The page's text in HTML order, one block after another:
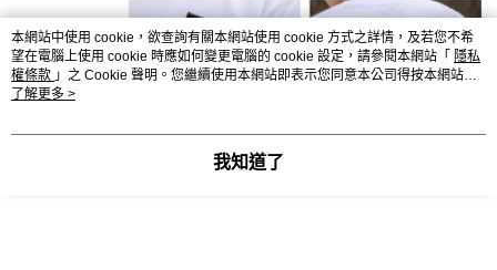
本網站中使用 cookie，欲查詢有關本網站使用 cookie 方式之詳情，及若您不希
望在電腦上使用 cookie 時應如何變更電腦的 cookie 設定，請參閱本網站「 隱私
權條款 」之 Cookie 聲明。您繼續使用本網站即表示您同意本公司得按本網站使
用條款之 Cookie 聲明使用 cookie。
了解更多 >
我知道了